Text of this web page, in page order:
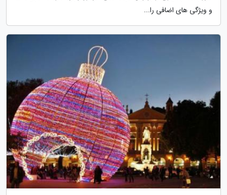
و ویژگی های اضافی را...